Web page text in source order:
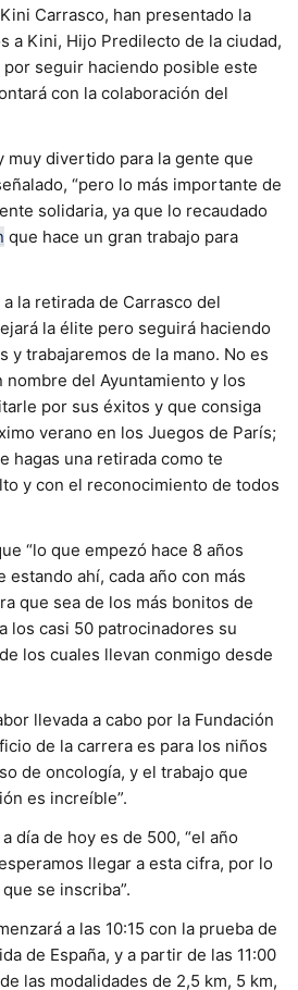
Carrasco, han presentado la
a Kini, Hijo Predilecto de la ciudad,
seguir haciendo posible este
con la colaboración del
muy divertido para la gente que
“pero lo más importante de
solidaria, ya que lo recaudado
que hace un gran trabajo para
la retirada de Carrasco del
la élite pero seguirá haciendo
y trabajaremos de la mano. No es
nombre del Ayuntamiento y los
por sus éxitos y que consiga
verano en los Juegos de París;
hagas una retirada como te
y con el reconocimiento de todos
“lo que empezó hace 8 años
estando ahí, cada año con más
que sea de los más bonitos de
los casi 50 patrocinadores su
los cuales llevan conmigo desde
llevada a cabo por la Fundación
de la carrera es para los niños
de oncología, y el trabajo que
es increíble”.
día de hoy es de 500, “el año
llegar a esta cifra, por lo
se inscriba”.
a las 10:15 con la prueba de
de España, y a partir de las 11:00
las modalidades de 2,5 km, 5 km,